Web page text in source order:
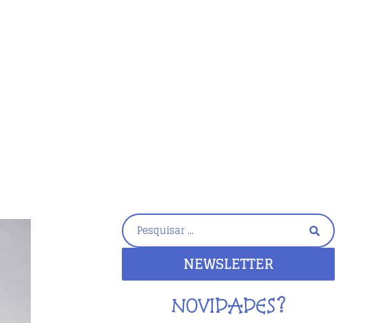
NEWSLETTER
NOVIDADES?